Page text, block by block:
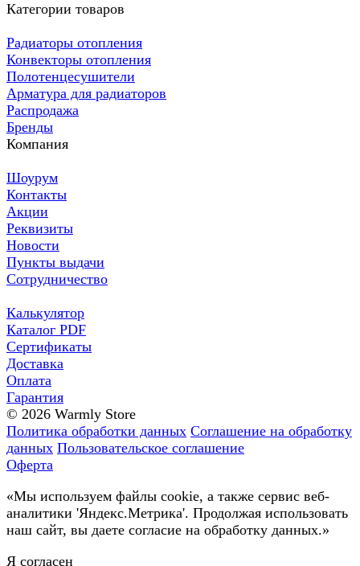
Категории товаров
Радиаторы отопления
Конвекторы отопления
Полотенцесушители
Арматура для радиаторов
Распродажа
Бренды
Компания
Шоурум
Контакты
Акции
Реквизиты
Новости
Пункты выдачи
Сотрудничество
Калькулятор
Каталог PDF
Сертификаты
Доставка
Оплата
Гарантия
© 2026 Warmly Store
Политика обработки данных Соглашение на обработку
данных Пользовательское соглашение
Оферта
«Мы используем файлы cookie, а также сервис веб-
аналитики 'Яндекс.Метрика'. Продолжая использовать
наш сайт, вы даете согласие на обработку данных.»
Я согласен